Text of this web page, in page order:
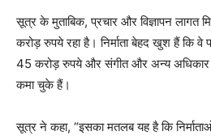
सूत्र के मुताबिक, प्रचार और विज्ञापन लागत
करोड़ रुपये रहा है। निर्माता बेहद खुश हैं कि
45 करोड़ रुपये और संगीत और अन्य अधिकार
कमा चुके हैं।
सूत्र ने कहा, “इसका मतलब यह है कि